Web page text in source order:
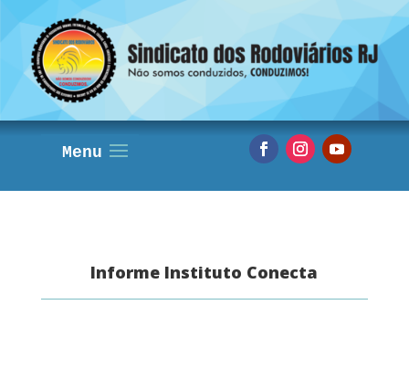
Informe Instituto Conecta